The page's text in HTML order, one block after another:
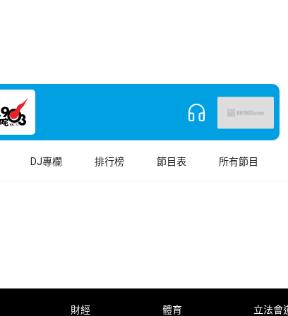
DJ專欄 排行榜 節目表 所有節目
財經 體育 立法會